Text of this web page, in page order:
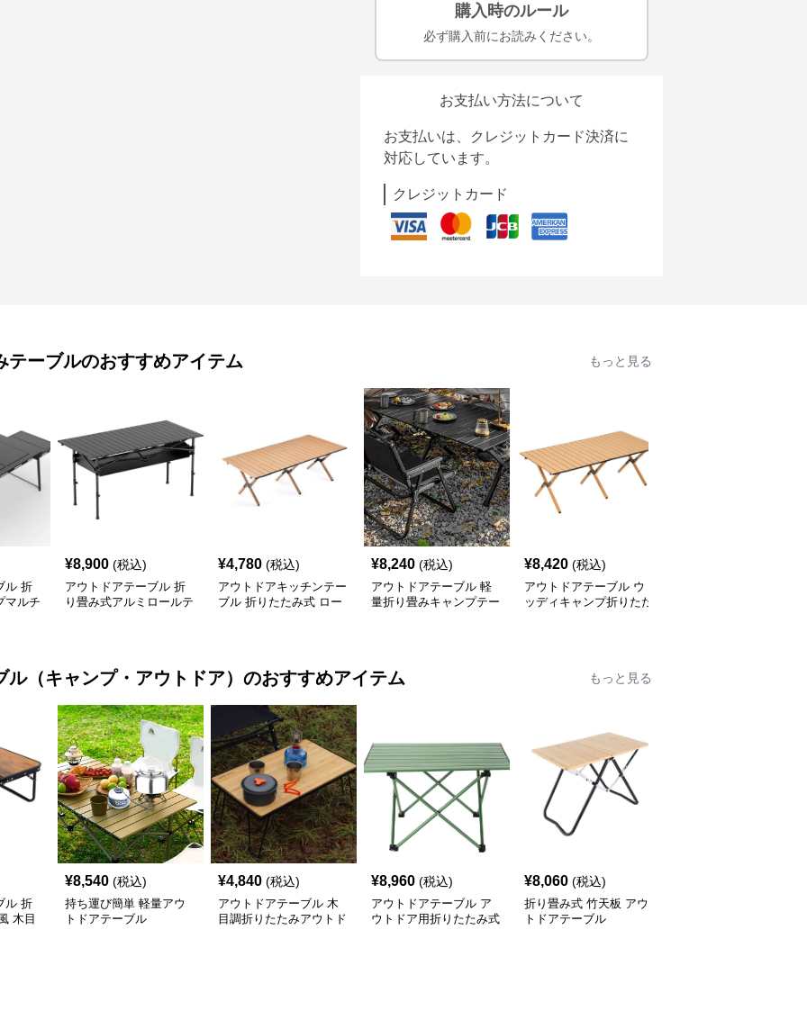
購入時のルール
必ず購入前にお読みください。
お支払い方法について
お支払いは、クレジットカード決済に
対応しています。
クレジットカード
テーブルのおすすめアイテム もっと見る
ル 折
マルチ
¥8,900 (税込)
アウトドアテーブル 折
り畳み式アルミロールテ
¥4,780 (税込)
アウトドアキッチンテー
ブル 折りたたみ式 ロー
¥8,240 (税込)
アウトドアテーブル 軽
量折り畳みキャンプテー
¥8,420 (税込)
アウトドアテーブル ウ
ッディキャンプ折りたた
ル（キャンプ・アウトドア） のおすすめアイテム もっと見る
ル 折
木目
¥8,540 (税込)
持ち運び簡単 軽量アウ
トドアテーブル
¥4,840 (税込)
アウトドアテーブル 木
目調折りたたみアウトド
¥8,960 (税込)
アウトドアテーブル ア
ウトドア用折りたたみ式
¥8,060 (税込)
折り畳み式 竹天板 アウ
トドアテーブル